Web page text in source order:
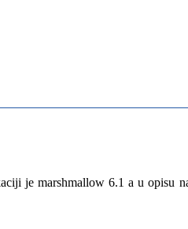
je marshmallow 6.1 a u